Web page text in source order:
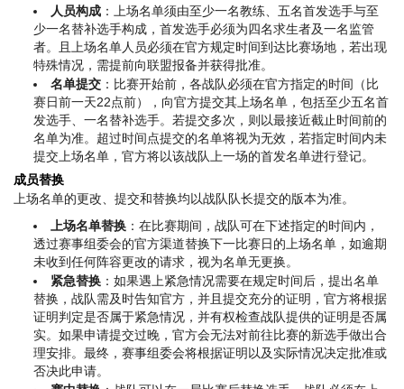
人员构成 ：上场名单须由至少一名教练、五名首发选手与至
少一名替补选手构成，首发选手必须为四名求生者及一名监管
者。且上场名单人员必须在官方规定时间到达比赛场地，若出现
特殊情况，需提前向联盟报备并获得批准。
名单提交 ：比赛开始前，各战队必须在官方指定的时间（比
赛日前一天22点前），向官方提交其上场名单，包括至少五名首
发选手、一名替补选手。若提交多次，则以最接近截止时间前的
名单为准。超过时间点提交的名单将视为无效，若指定时间内未
提交上场名单，官方将以该战队上一场的首发名单进行登记。
成员替换
上场名单的更改、提交和替换均以战队队长提交的版本为准。
上场名单替换 ：在比赛期间，战队可在下述指定的时间内，
透过赛事组委会的官方渠道替换下一比赛日的上场名单，如逾期
未收到任何阵容更改的请求，视为名单无更换。
紧急替换 ：如果遇上紧急情况需要在规定时间后，提出名单
替换，战队需及时告知官方，并且提交充分的证明，官方将根据
证明判定是否属于紧急情况，并有权检查战队提供的证明是否属
实。如果申请提交过晚，官方会无法对前往比赛的新选手做出合
理安排。最终，赛事组委会将根据证明以及实际情况决定批准或
否决此申请。